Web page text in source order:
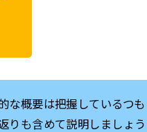
な概要は把握しているつ
りも含めて説明しましょ